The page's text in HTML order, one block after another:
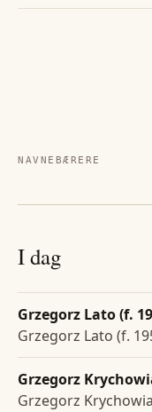
NAVNEBÆRERE
I dag
Grzegorz Lato (f.
Grzegorz Lato (f.
Grzegorz
Grzegorz